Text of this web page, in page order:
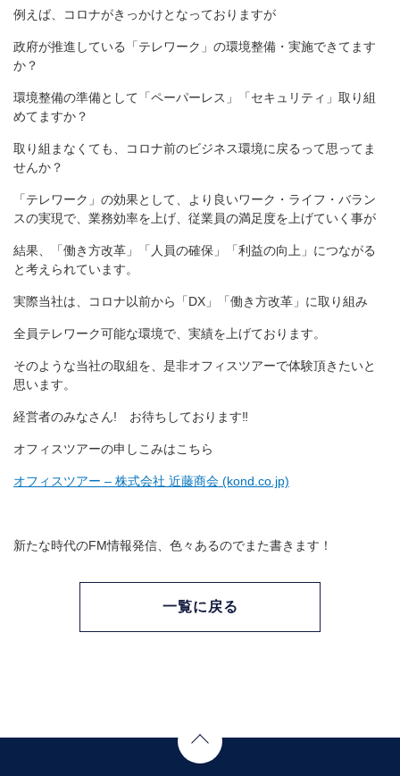
例えば、コロナがきっかけとなっておりますが
政府が推進している「テレワーク」の環境整備・実施できてます
か？
環境整備の準備として「ペーパーレス」「セキュリティ」取り組
めてますか？
取り組まなくても、コロナ前のビジネス環境に戻るって思ってま
せんか？
「テレワーク」の効果として、より良いワーク・ライフ・バラン
スの実現で、業務効率を上げ、従業員の満足度を上げていく事が
結果、「働き方改革」「人員の確保」「利益の向上」につながる
と考えられています。
実際当社は、コロナ以前から「DX」「働き方改革」に取り組み
全員テレワーク可能な環境で、実績を上げております。
そのような当社の取組を、是非オフィスツアーで体験頂きたいと
思います。
経営者のみなさん! お待ちしております‼
オフィスツアーの申しこみはこちら
オフィスツアー – 株式会社 近藤商会 (kond.co.jp)
新たな時代のFM情報発信、色々あるのでまた書きます！
一覧に戻る